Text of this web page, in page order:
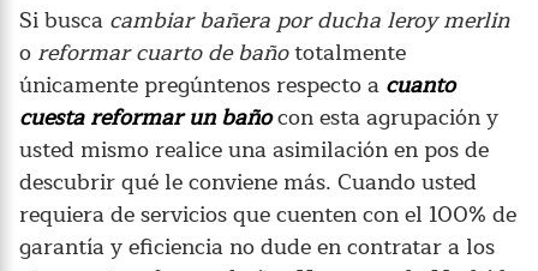
Si busca cambiar bañera por ducha leroy merlin
o reformar cuarto de bañototalmente
únicamente pregúntenos respecto a cuanto
cuesta reformar un bañocon esta agrupación y
usted mismo realice una asimilación en pos de
descubrir qué le conviene más. Cuando usted
requiera de servicios que cuenten con el 100% de
garantía y eficiencia no dude en contratar a los